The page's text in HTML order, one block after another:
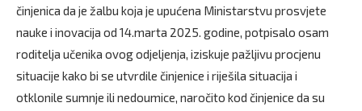
činjenica da je žalbu koja je upućena Ministarstvu prosvjete
nauke i inovacija od 14.marta 2025. godine, potpisalo osam
roditelja učenika ovog odjeljenja, iziskuje pažljivu procjenu
situacije kako bi se utvrdile činjenice i riješila situacija i
otklonile sumnje ili nedoumice, naročito kod činjenice da su